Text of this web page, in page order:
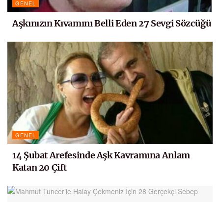
GENEL
Aşkınızın Kıvamını Belli Eden 27 Sevgi Sözcüğü
GENEL
14 Şubat Arefesinde Aşk Kavramına Anlam
Katan 20 Çift